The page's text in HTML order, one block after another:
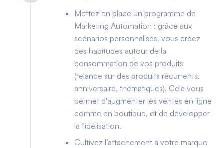
Mettez en place un programme de
Marketing Automation : grâce aux
scénarios personnalisés, vous créez
des habitudes autour de la
consommation de vos produits
(relance sur des produits récurrents,
anniversaire, thématiques). Cela vous
permet d'augmenter les ventes en ligne
comme en boutique, et de développer
la fidélisation.
Cultivez l’attachement à votre marque